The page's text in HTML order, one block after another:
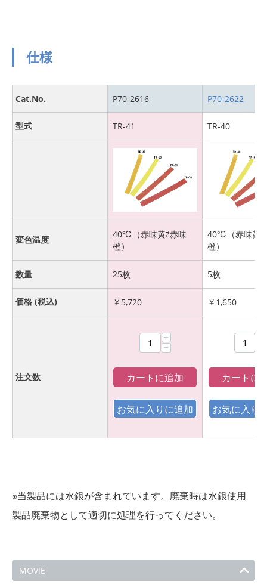
仕様
Cat.No. P70-2616 P70-2622
型式 TR-41 TR-40
変色温度
40℃（赤味黄⇄赤味
橙）
40℃（赤味黄⇄
橙）
数量 25枚 5枚
価格 (税込) ￥ 5,720 ￥ 1,650
注文数
+
−
カートに追加 カートに
※当製品には水銀が含まれています。廃棄時は水銀使用
製品廃棄物として適切に処理を行ってください。
MOVIE